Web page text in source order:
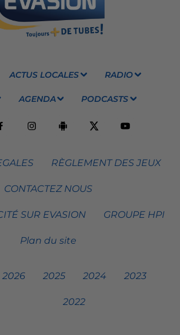
ACTUS LOCALES RADIO
AGENDA PODCASTS
RÈGLEMENT DES JEUX
CONTACTEZ NOUS
SUR EVASION GROUPE HPI
Plan du site
2026 2025 2024 2023
2022